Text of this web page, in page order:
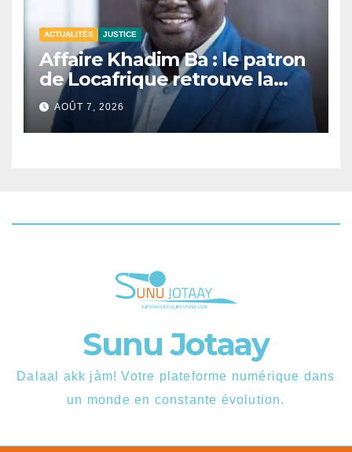
ACTUALITÉS JUSTICE
Affaire Khadim Ba : le patron
de Locafrique retrouve la
liberté.
AOÛT 7, 2026
Sunu Jotaay
Dalaal akk jàm! Votre plateforme numérique dans
un monde en constante évolution.